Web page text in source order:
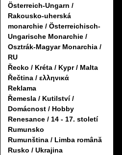
Österreich-Ungarn /
Rakousko-uherská
monarchie / Österreichisch-
Ungarische Monarchie /
Osztrák-Magyar Monarchia /
RU
Řecko / Kréta / Kypr / Malta
Řečtina / ελληνικά
Reklama
Řemesla / Kutilství /
Domácnost / Hobby
Renesance / 14 - 17. století
Rumunsko
Rumunština / Limba română
Rusko / Ukrajina